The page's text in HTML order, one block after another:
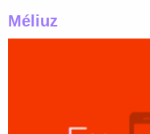
Méliuz